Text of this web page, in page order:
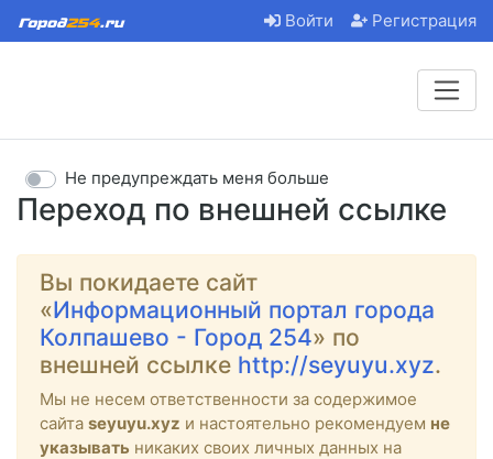
Войти Регистрация
Переход по внешней ссылке
Не предупреждать меня больше
Вы покидаете сайт
«Информационный портал города
Колпашево - Город 254» по
внешней ссылке http://seyuyu.xyz.
Мы не несем ответственности за содержимое
сайта seyuyu.xyz и настоятельно рекомендуем не
указывать никаких своих личных данных на